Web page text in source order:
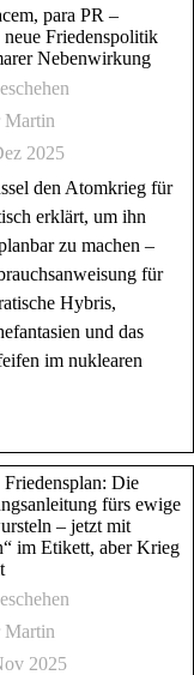
para PR –
neue Friedenspolitik
Nebenwirkung
Martin
2025
den Atomkrieg für
erklärt, um ihn
zu machen –
für
Hybris,
und das
im nuklearen
Friedensplan: Die
fürs ewige
– jetzt mit
im Etikett, aber Krieg
Martin
2025